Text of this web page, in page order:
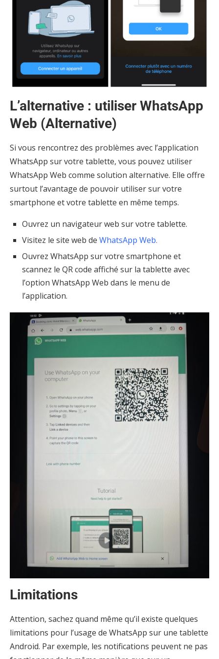
L’alternative : utiliser WhatsApp
Web (Alternative)
Si vous rencontrez des problèmes avec l’application
WhatsApp sur votre tablette, vous pouvez utiliser
WhatsApp Web comme solution alternative. Elle offre
surtout l’avantage de pouvoir utiliser sur votre
smartphone et votre tablette en même temps.
Ouvrez un navigateur web sur votre tablette.
Visitez le site web de WhatsApp Web.
Ouvrez WhatsApp sur votre smartphone et
scannez le QR code affiché sur la tablette avec
l’option WhatsApp Web dans le menu de
l’application.
Limitations
Attention, sachez quand même qu’il existe quelques
limitations pour l’usage de WhatsApp sur une tablette
Android. Par exemple, les notifications peuvent ne pas